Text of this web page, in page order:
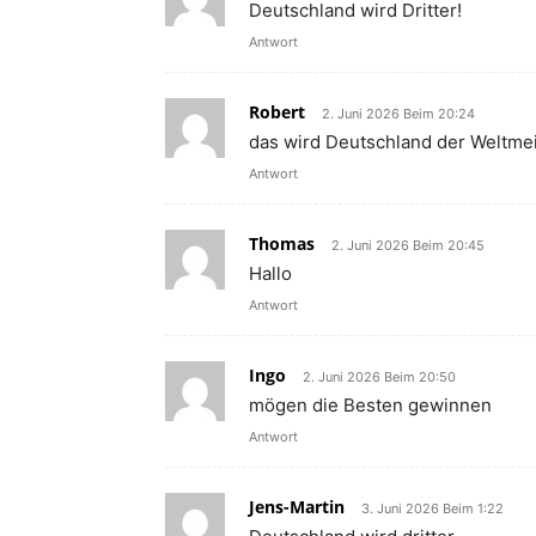
Deutschland wird Dritter!
Antwort
Robert 2. Juni 2026 Beim 20:24
das wird Deutschland der
Antwort
Thomas 2. Juni 2026 Beim 20:45
Hallo
Antwort
Ingo 2. Juni 2026 Beim 20:50
mögen die Besten gewinnen
Antwort
Jens-Martin 3. Juni 2026 Beim 1:22